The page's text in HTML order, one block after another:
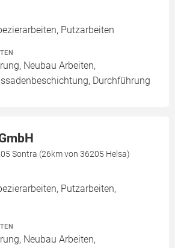
Putzarbeiten
Neubau Arbeiten,
Durchführung
Sontra (26km von 36205 Helsa)
Putzarbeiten,
Neubau Arbeiten,